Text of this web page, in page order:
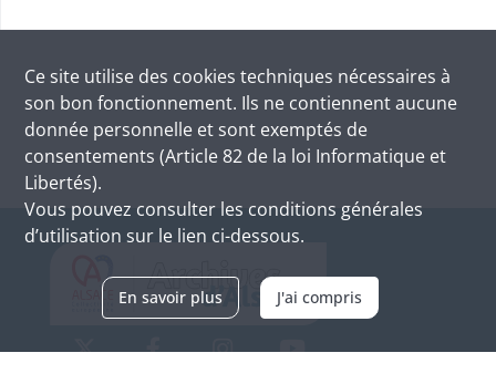
Ce site utilise des cookies techniques nécessaires à
son bon fonctionnement. Ils ne contiennent aucune
donnée personnelle et sont exemptés de
consentements (Article 82 de la loi Informatique et
Libertés).
Vous pouvez consulter les conditions générales
d’utilisation sur le lien ci-dessous.
En savoir plus J'ai compris